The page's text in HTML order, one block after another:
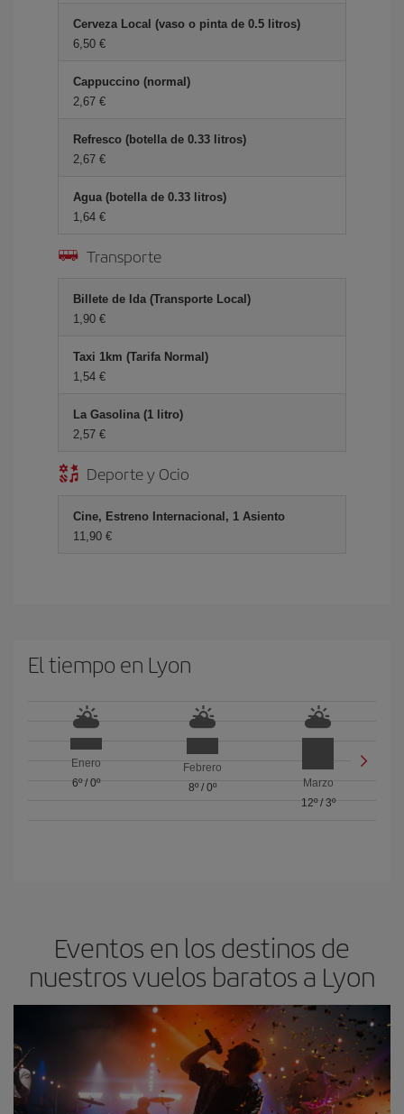
Cerveza Local (vaso o pinta de 0.5 litros)
6,50 €
Cappuccino (normal)
2,67 €
Refresco (botella de 0.33 litros)
2,67 €
Agua (botella de 0.33 litros)
1,64 €
Transporte
Billete de Ida (Transporte Local)
1,90 €
Taxi 1km (Tarifa Normal)
1,54 €
La Gasolina (1 litro)
2,57 €
Deporte y Ocio
Cine, Estreno Internacional, 1 Asiento
11,90 €
El tiempo en Lyon
Enero
6º/ 0º
Febrero
8º/ 0º
Marzo
12º/ 3º
Eventos en los destinos de
nuestros vuelos baratos a Lyon